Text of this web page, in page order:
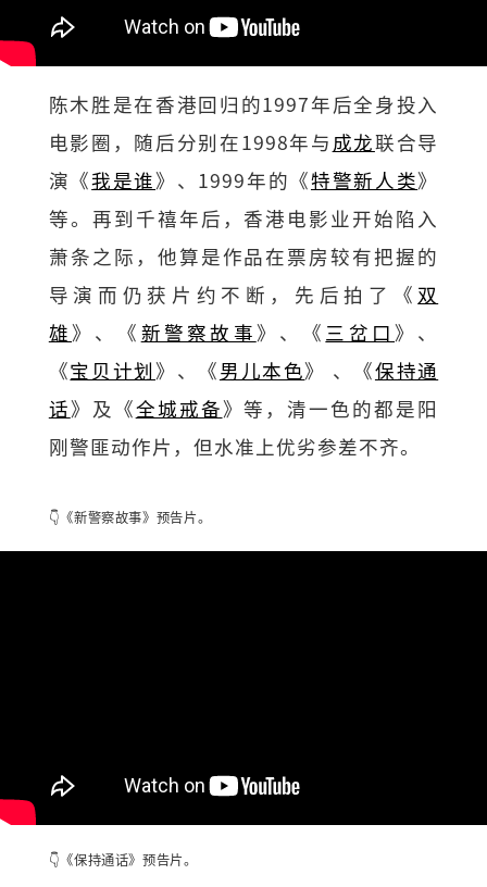
陈木胜是在香港回归的1997年后全身投入
电影圈，随后分别在1998年与 成龙联合导
演《我是谁》、1999年的《特警新人类》
等。再到千禧年后，香港电影业开始陷入
萧条之际，他算是作品在票房较有把握的
导演而仍获片约不断，先后拍了《 双
雄》、《 新警察故事》、《 三岔口 》、
《宝贝计划》、《男儿本色》 、《保持通
话》及《全城戒备》等，清一色的都是阳
刚警匪动作片，但水准上优劣参差不齐。
👇《新警察故事》预告片。
👇《保持通话》预告片。